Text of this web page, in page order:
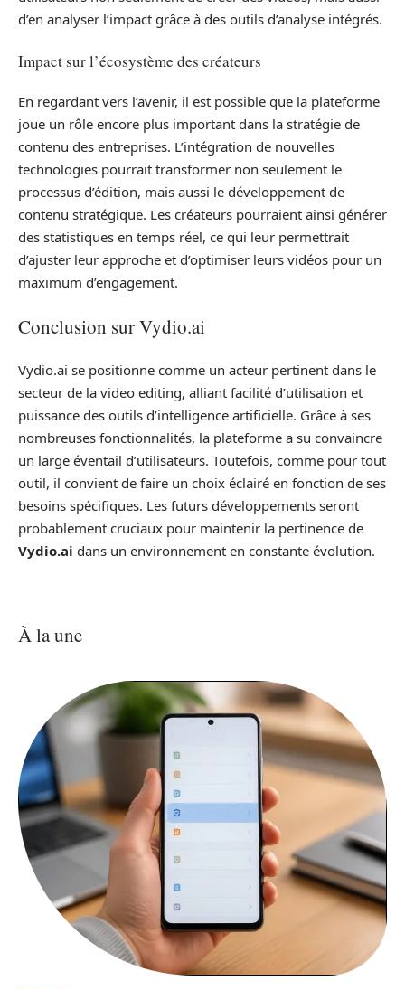
d’en analyser l’impact grâce à des outils d’analyse intégrés.
Impact sur l’écosystème des créateurs
En regardant vers l’avenir, il est possible que la plateforme
joue un rôle encore plus important dans la stratégie de
contenu des entreprises. L’intégration de nouvelles
technologies pourrait transformer non seulement le
processus d’édition, mais aussi le développement de
contenu stratégique. Les créateurs pourraient ainsi générer
des statistiques en temps réel, ce qui leur permettrait
d’ajuster leur approche et d’optimiser leurs vidéos pour un
maximum d’engagement.
Conclusion sur Vydio.ai
Vydio.ai se positionne comme un acteur pertinent dans le
secteur de la video editing, alliant facilité d’utilisation et
puissance des outils d’intelligence artificielle. Grâce à ses
nombreuses fonctionnalités, la plateforme a su convaincre
un large éventail d’utilisateurs. Toutefois, comme pour tout
outil, il convient de faire un choix éclairé en fonction de ses
besoins spécifiques. Les futurs développements seront
probablement cruciaux pour maintenir la pertinence de
Vydio.ai dans un environnement en constante évolution.
À la une